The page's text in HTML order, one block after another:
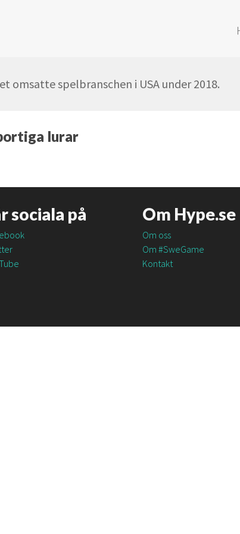
omsatte spelbranschen i USA under 2018.
lurar
sociala på Om Hype.se
Om oss
Om #SweGame
Kontakt